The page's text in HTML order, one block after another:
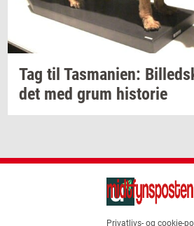
Tag til Tas­ma­ni­en:
det med grum hi­sto­rie
Privatlivs- og cookie-